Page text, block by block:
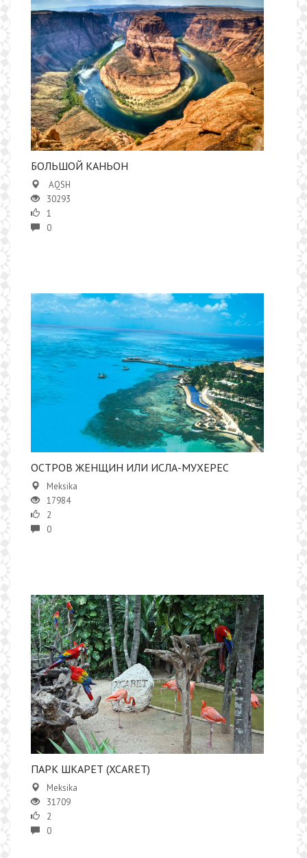
​БОЛЬШОЙ КАНЬОН
AQSH
30293
1
0
ОСТРОВ ЖЕНЩИН ИЛИ ИСЛА-МУХЕРЕС
Meksika
17984
2
0
ПАРК ШКАРЕТ (XCARET)
Meksika
31709
2
0